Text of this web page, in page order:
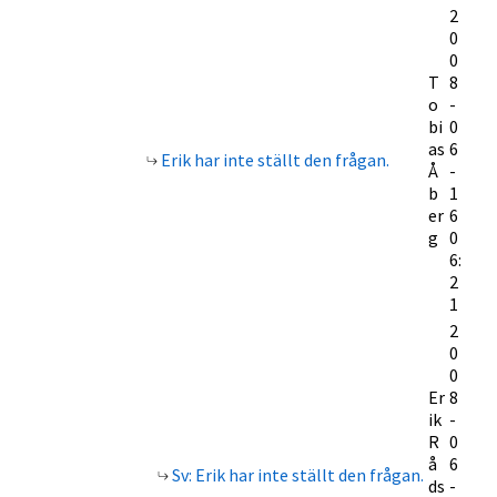
Erik har inte ställt den frågan.
T
o
bi
as
Å
b
er
g
2
0
0
8
-
0
6
-
1
6
0
6:
2
1
Sv: Erik har inte ställt den frågan.
Er
ik
R
å
ds
2
0
0
8
-
0
6
-